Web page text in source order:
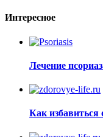
Интересное
Лечение
Как избавиться